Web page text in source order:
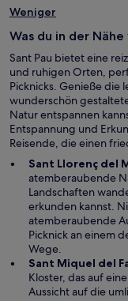
Weniger
Was du in der
Sant Pau bietet eine
und ruhigen Orten,
Picknicks. Genieße die
wunderschön
Natur entspannen
Entspannung und
Reisende, die einen
Sant Llorenç del
atemberaubende
Landschaften
erkunden kannst.
atemberaubende
Picknick an einem
Wege.
Sant Miquel del
Kloster, das auf
Aussicht auf die